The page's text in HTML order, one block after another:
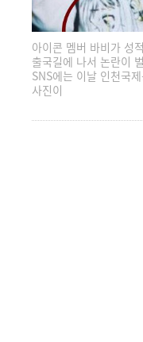
아이콘 멤버 바비가 성
출국길에 나서 논란이
SNS에는 이날 인천국
사진이